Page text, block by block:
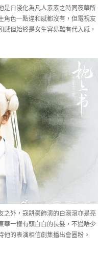
是白淺化為凡人素素之時同夜華所
角色一點違和感都沒有，但電視友
但始終是女生容易難有代入感，
之外，寇耕豪飾演的白滾滾亦是亮
華一樣有頭白白的長髮，不過唔少
的表演相信劇集播出會圈粉。